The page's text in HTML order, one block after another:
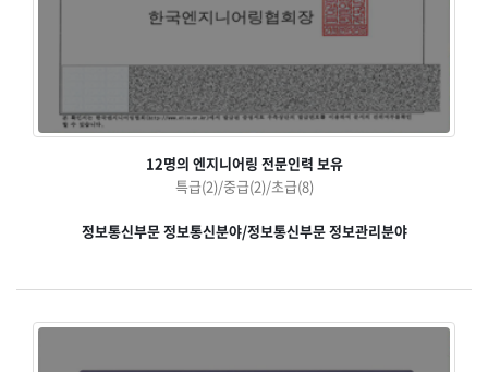
12명의 엔지니어링 전문인력 보유
특급(2)/중급(2)/초급(8)
정보통신부문 정보통신분야/정보통신부문 정보관리분야